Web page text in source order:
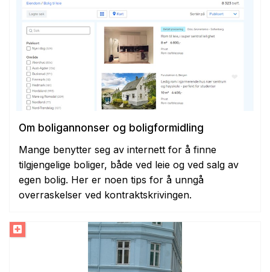
Om boligannonser og boligformidling
Mange benytter seg av internett for å finne
tilgjengelige boliger, både ved leie og ved salg av
egen bolig. Her er noen tips for å unngå
overraskelser ved kontraktskrivingen.